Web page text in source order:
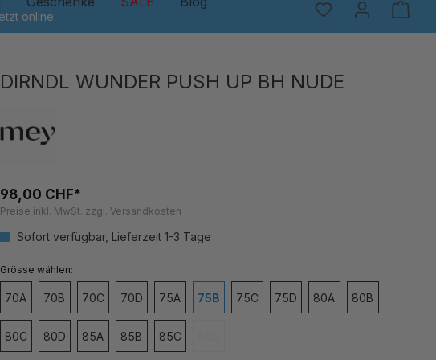
DIRNDL WUNDER PUSH UP BH NUDE
98,00 CHF*
Preise inkl. MwSt. zzgl. Versandkosten
Sofort verfügbar, Lieferzeit 1-3 Tage
Grösseauswählen
70A 70B 70C 70D 75A 75B 75C 75D 80A 80B
80C 80D 85A 85B 85C